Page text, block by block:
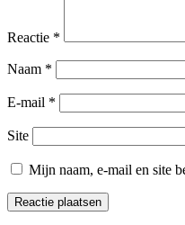
Reactie *
Naam *
E-mail *
Site
Mijn naam, e-mail en site